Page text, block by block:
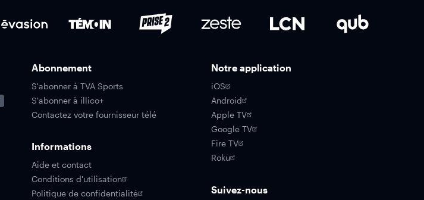
Abonnement
S'abonner à TVA Sports
S'abonner à illico+
Contactez votre fournisseur télé
Informations
Aide et contact
Conditions d'utilisation
Politique de confidentialité
Notre application
iOS
Android
Apple TV
Google TV
Fire TV
Roku
Suivez-nous